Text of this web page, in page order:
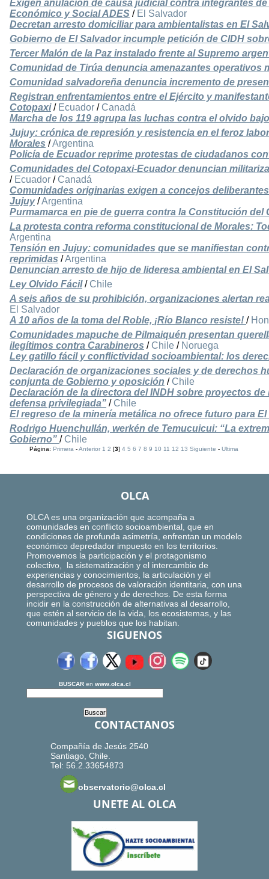
Exigen anulación de causa judicial contra integrantes
Económico y Social ADES / El Salvador
Decretan arresto domiciliar para ambientalistas en El
Gobierno de El Salvador incumple petición de CIDH
Tercer Malón de la Paz instalado frente al Supremo
Comunidad de Tirúa denuncia amenazantes operativos
Comunidad salvadoreña denuncia incremento de
Registran enfrentamientos entre el Ejército y
Cotopaxi/ Ecuador / Canadá
Marcha de los 119 agrupa las luchas contra el olvido
Jujuy: crónica de represión y resistencia en el feroz
Morales /Argentina
Policía de Ecuador reprime protestas de ciudadanos
Comunidades del Cotopaxi-Ecuador denuncian
/ Ecuador / Canadá
Comunidades originarias exigen a concejos
Jujuy/Argentina
Purmamarca en pie de guerra contra la Constitución del
La protesta contra reforma constitucional de Morales:
Argentina
Tensión en Jujuy: comunidades que se manifiestan
reprimidas /Argentina
Denuncian arresto de hijo de lideresa ambiental en El
Ley Olvido Fácil/ Chile
A seis años de su prohibición, organizaciones alertan
El Salvador
A 10 años de la toma del Roble, ¡Río Blanco resiste! /
Comunidades mapuche de Pilmaiquén presentan
ilegítimos contra Carabineros / Chile / Noruega
Ley gatillo fácil y conflictividad socioambiental: los
Declaración de organizaciones sociales y de derechos
conjunta de Gobierno y oposición / Chile
Declaración de la directora del INDH sobre proyectos de
defensa privilegiada” / Chile
El regreso de la minería metálica no ofrece futuro para
Rodrigo Huenchullán, werkén de Temucuicui: “La
Gobierno” / Chile
Página:Primera -Anterior 1 2 [3]4 5 6 7 8 9 10 11 12 13 Siguiente -Ultima
OLCA
OLCA es una organización que acompaña a
comunidades en conflicto socioambiental, que en
condiciones de profunda asimetría, enfrentan un modelo
económico depredador impuesto en los territorios.
Promovemos la participación y el protagonismo
colectivo, la sistematización y el intercambio de
experiencias y conocimientos, la articulación y el
desarrollo de procesos de valoración identitaria, con una
perspectiva de género y de derechos. De esta forma
incidir en la construcción de alternativas al desarrollo,
que estén al servicio de la vida, los ecosistemas, y las
comunidades y pueblos que los habitan.
SIGUENOS
BUSCAR en www.olca.cl
CONTACTANOS
Compañía de Jesús 2540
Santiago, Chile.
Tel: 56.2.33654873
observatorio@olca.cl
UNETE AL OLCA